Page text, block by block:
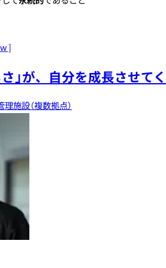
]
」が、 自分を成長させて
施設（複数拠点）